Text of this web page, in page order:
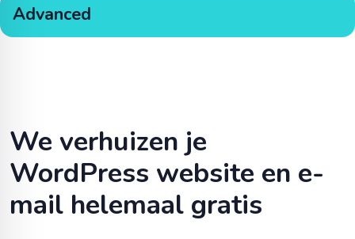
Advanced
We verhuizen je
WordPress website en e-
mail helemaal gratis